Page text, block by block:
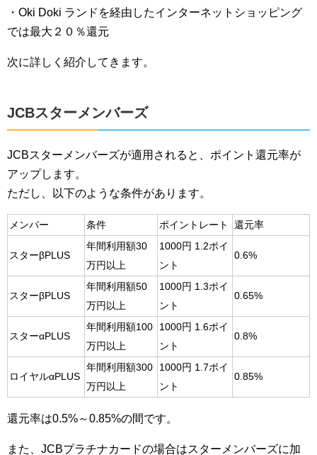
・Oki Doki ランドを経由したインターネットショッピング
では最大２０％還元
次に詳しく紹介してきます。
JCBスターメンバーズ
JCBスターメンバーズが適用されると、ポイント還元率が
アップします。
ただし、以下のような条件があります。
メンバー 条件 ポイントレート 還元率
スターβPLUS
年間利用額30
万円以上
1000円 1.2ポイ
ント
0.6%
スターβPLUS
年間利用額50
万円以上
1000円 1.3ポイ
ント
0.65%
スターαPLUS
年間利用額100
万円以上
1000円 1.6ポイ
ント
0.8%
ロイヤルαPLUS
年間利用額300
万円以上
1000円 1.7ポイ
ント
0.85%
還元率は0.5%～0.85%の間です。
また、JCBプラチナカードの場合はスターメンバーズに加